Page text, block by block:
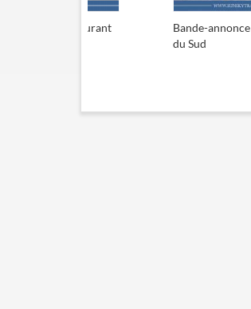
Bande-annonce de l'Afrique